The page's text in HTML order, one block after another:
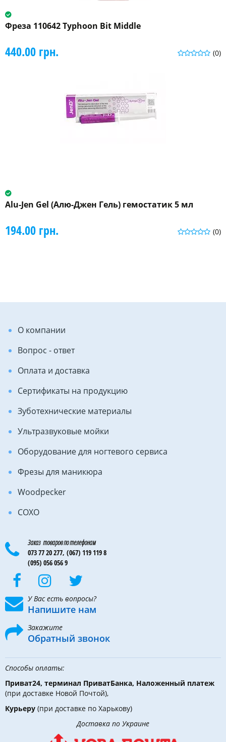
Фреза 110642 Typhoon Bit Middle
(0)
440.00 грн.
Alu-Jen Gel (Алю-Джен Гель) гемостатик 5 мл
(0)
194.00 грн.
О компании
Вопрос - ответ
Оплата и доставка
Сертификаты на продукцию
Зуботехнические материалы
Ультразвуковые мойки
Оборудование для ногтевого сервиса
Фрезы для маникюра
Woodpecker
COXO
Заказ товаров по телефонам
073 77 20 277, (067) 119 119 8
(095) 056 056 9
У Вас есть вопросы?
Напишите нам
Закажите
Обратный звонок
Способы оплаты:
Приват24, терминал ПриватБанка, Наложенный платеж
(при доставке Новой Почтой),
Курьеру (при доставке по Харькову)
Доставка по Украине